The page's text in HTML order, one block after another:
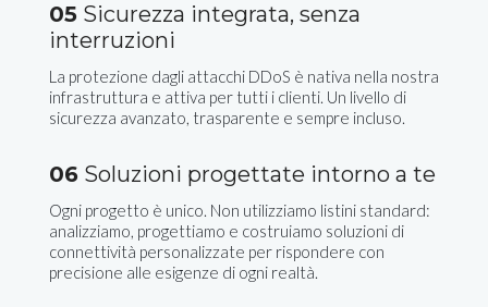
05 Sicurezza integrata, senza
interruzioni
La protezione dagli attacchi DDoS è nativa nella nostra
infrastruttura e attiva per tutti i clienti. Un livello di
sicurezza avanzato, trasparente e sempre incluso.
06 Soluzioni progettate intorno a te
Ogni progetto è unico. Non utilizziamo listini standard:
analizziamo, progettiamo e costruiamo soluzioni di
connettività personalizzate per rispondere con
precisione alle esigenze di ogni realtà.